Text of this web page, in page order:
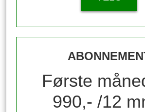
Første
990,- /12